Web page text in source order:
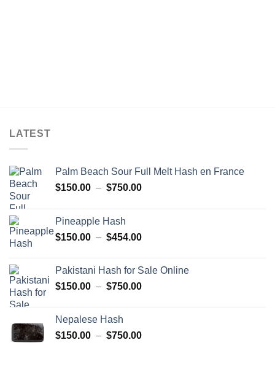
LATEST
Palm Beach Sour Full Melt Hash en France
$150.00 – $750.00Plage
à
Pineapple Hash
$150.00 – $454.00Plage
$150.00
à
Pakistani Hash for Sale Online
$150.00 – $750.00Plage
à
Nepalese Hash
$150.00 – $750.00Plage